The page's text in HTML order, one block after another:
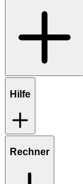
Hilfe
Rechner